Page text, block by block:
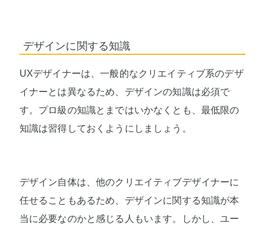
デザインに関する知識
UXデザイナーは、一般的なクリエイティブ系のデザ
イナーとは異なるため、デザインの知識は必須で
す。プロ級の知識とまではいかなくとも、最低限の
知識は習得しておくようにしましょう。
デザイン自体は、他のクリエイティブデザイナーに
任せることもあるため、デザインに関する知識が本
当に必要なのかと感じる人もいます。しかし、ユー